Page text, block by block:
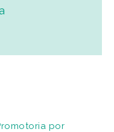
por